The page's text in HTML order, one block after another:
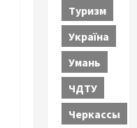
Туризм
Україна
Умань
ЧДТУ
Черкассы